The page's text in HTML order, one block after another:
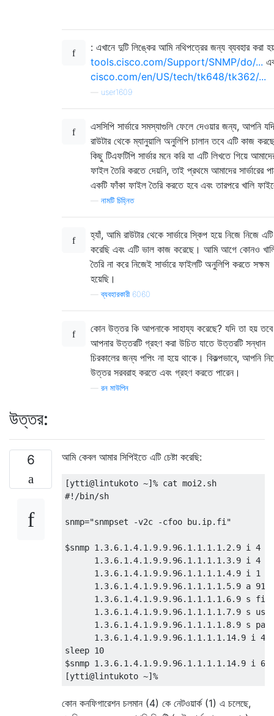
: এখানে দুটি লিঙ্কের আমি নথিপত্রের জন্য ব্যবহার করা
tools.cisco.com/Support/SNMP/do/...
cisco.com/en/US/tech/tk648/tk362/...
user1609
এসসিপি সার্ভারে সমস্যাগুলি ফেলে দেওয়ার জন্য, আপনি
রাউটার থেকে ম্যানুয়ালি অনুলিপি চালান তবে এটি কাজ
কিছু টিএফটিপি সার্ভার মনে করি যা এটি লিখতে গিয়ে
ফাইল তৈরি করতে দেয়নি, তাই প্রথমে আমাদের সার্ভারের
একটি ফাঁকা ফাইল তৈরি করতে হবে এবং তারপরে খালি
নামটি চিহ্নিত
হ্যাঁ, আমি রাউটার থেকে সার্ভারে স্কিপ হয়ে নিজে নিজে এটি
করেছি এবং এটি ভাল কাজ করেছে। আমি আগে কোনও
তৈরি না করে নিজেই সার্ভারে ফাইলটি অনুলিপি করতে সক্ষম
হয়েছি।
—ব্যবহারকারী 6060
কোন উত্তর কি আপনাকে সাহায্য করেছে? যদি তা হয় তবে
আপনার উত্তরটি গ্রহণ করা উচিত যাতে উত্তরটি সন্ধান
চিরকালের জন্য পপিং না হয়ে থাকে। বিকল্পভাবে, আপনি
উত্তর সরবরাহ করতে এবং গ্রহণ করতে পারেন।
রন মাউপিন
উত্তর:
6 আমি কেবল আমার সিপিইতে এটি চেষ্টা করেছি:
[ytti@lintukoto ~]% cat moi2.sh
#!/bin/sh
snmp="snmpset -v2c -cfoo bu.ip.fi"
$snmp 1.3.6.1.4.1.9.9.96.1.1.1.1.2.9 i 4 \
      1.3.6.1.4.1.9.9.96.1.1.1.1.3.9 i 4 \
      1.3.6.1.4.1.9.9.96.1.1.1.1.4.9 i 1 \
1.3.6.1.4.1.9.9.96.1.1.1.1.5.9 a
1.3.6.1.4.1.9.9.96.1.1.1.1.6.9 s
1.3.6.1.4.1.9.9.96.1.1.1.1.7.9 s
1.3.6.1.4.1.9.9.96.1.1.1.1.8.9 s
      1.3.6.1.4.1.9.9.96.1.1.1.1.14.9 i 4
sleep 10
$snmp 1.3.6.1.4.1.9.9.96.1.1.1.1.14.9 i 6
কোন কনফিগারেশন চলমান (4) কে নেটওয়ার্ক (1) এ চলেছে,